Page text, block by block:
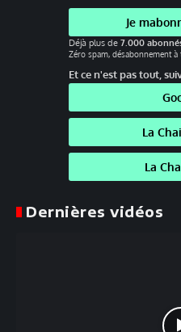
Je
Déjà plus de 7.000
Zéro spam, désabonnement à
Et ce n'est pas tout,
La
La
Dernières vidéos